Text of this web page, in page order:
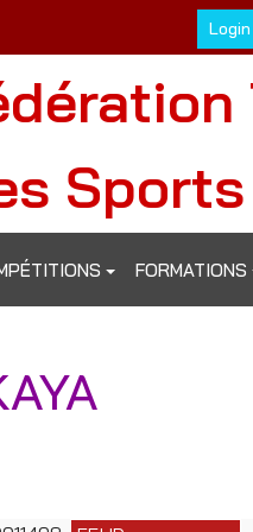
Login
FORMATIONS